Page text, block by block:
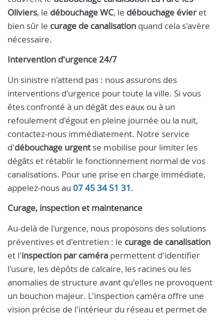
Oliviers, le débouchage WC, le débouchage évieret
bien sûr le curage de canalisation quand cela s'avère
nécessaire.
Intervention d'urgence 24/7
Un sinistre n'attend pas : nous assurons des
interventions d'urgence pour toute la ville. Si vous
êtes confronté à un dégât des eaux ou à un
refoulement d'égout en pleine journée ou la nuit,
contactez-nous immédiatement. Notre service
d'débouchage urgentse mobilise pour limiter les
dégâts et rétablir le fonctionnement normal de vos
canalisations. Pour une prise en charge immédiate,
appelez-nous au 07 45 34 51 31.
Curage, inspection et maintenance
Au-delà de l'urgence, nous proposons des solutions
préventives et d'entretien : le curage de canalisation
et l'inspection par caméra permettent d'identifier
l'usure, les dépôts de calcaire, les racines ou les
anomalies de structure avant qu'elles ne provoquent
un bouchon majeur. L'inspection caméra offre une
vision précise de l'intérieur du réseau et permet de